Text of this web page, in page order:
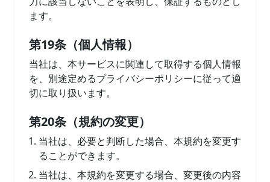
ます。
第19条（個人情報）
当社は、本サービスに関連して取得する個人情報
を、別途定めるプライバシーポリシーに従って適
切に取り扱います。
第20条（規約の変更）
当社は、必要と判断した場合、本規約を変更す
ることができます。
当社は、本規約を変更する場合、変更後の内容